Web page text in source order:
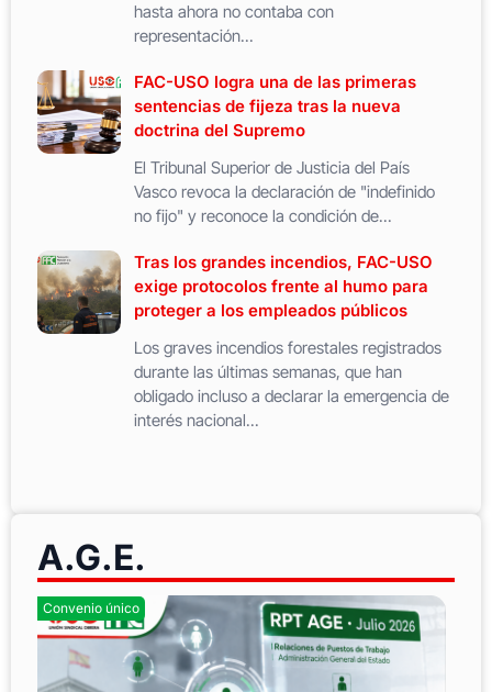
hasta ahora no contaba con
representación...
FAC-USO logra una de las primeras
sentencias de fijeza tras la nueva
doctrina del Supremo
El Tribunal Superior de Justicia del País
Vasco revoca la declaración de "indefinido
no fijo" y reconoce la condición de...
Tras los grandes incendios, FAC-USO
exige protocolos frente al humo para
proteger a los empleados públicos
Los graves incendios forestales registrados
durante las últimas semanas, que han
obligado incluso a declarar la emergencia de
interés nacional...
A.G.E.
Convenio único